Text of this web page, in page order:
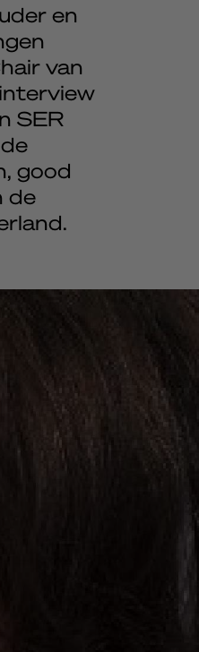
en
van
SER
good
de